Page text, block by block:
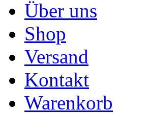
Über uns
Shop
Versand
Kontakt
Warenkorb